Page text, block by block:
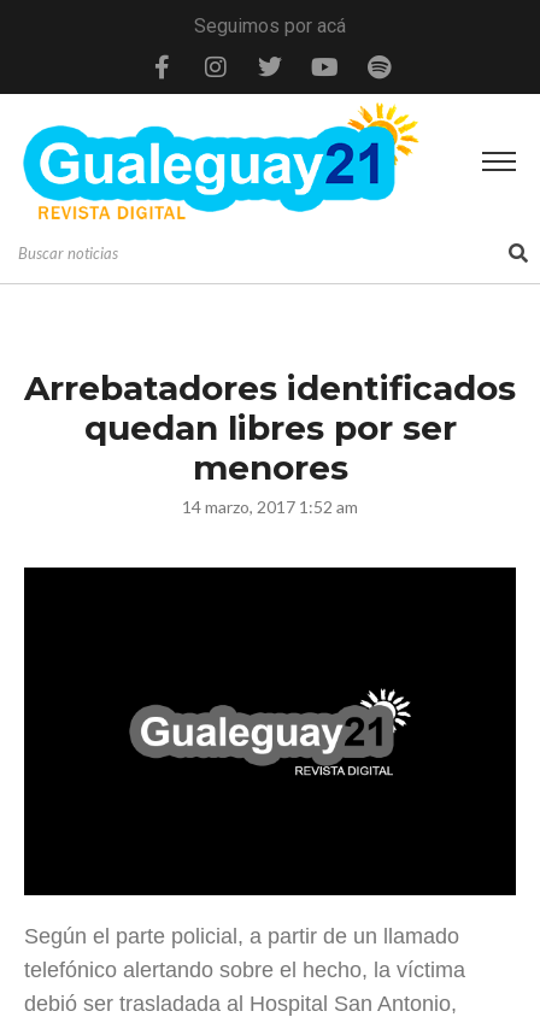
Seguimos por acá
Arrebatadores identificados
quedan libres por ser
menores
14 marzo, 2017 1:52 am
Según el parte policial, a partir de un llamado
telefónico alertando sobre el hecho, la víctima
debió ser trasladada al Hospital San Antonio,